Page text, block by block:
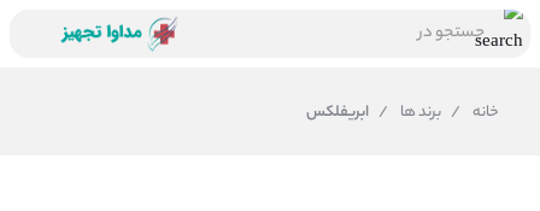
جستجو در
خانه / برند ها / ابریفلکس